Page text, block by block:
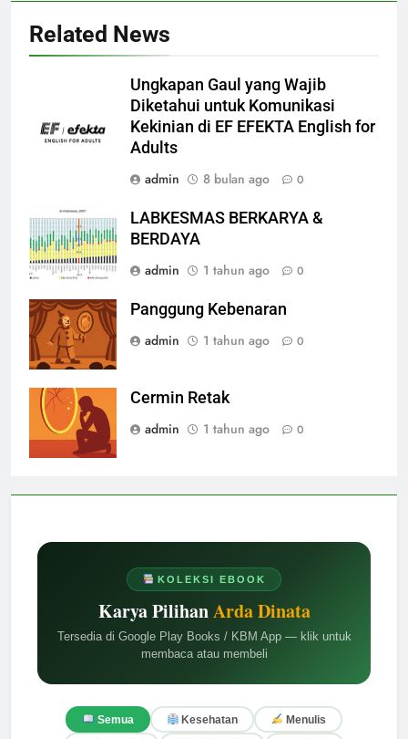
KOLEKSI EBOOK
Karya PilihanArda Dinata
Tersedia di Google Play Books / KBM App — klik untuk
membaca atau membeli
Semua Kesehatan Menulis
Related News
Ungkapan Gaul yang Wajib
Diketahui untuk Komunikasi
Kekinian di EF EFEKTA English for
Adults
admin
8 bulan ago 0
LABKESMAS BERKARYA &
BERDAYA
admin
1 tahun ago 0
Panggung Kebenaran
admin
1 tahun ago 0
Cermin Retak
admin
1 tahun ago 0